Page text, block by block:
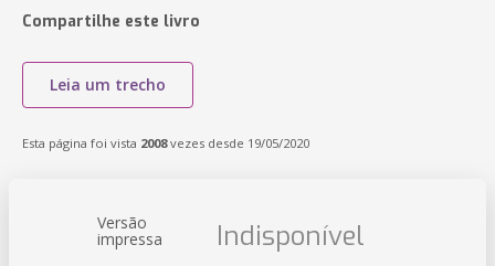
Compartilhe este livro
Leia um trecho
Esta página foi vista 2008vezes desde 19/05/2020
Versão
impressa Indisponível